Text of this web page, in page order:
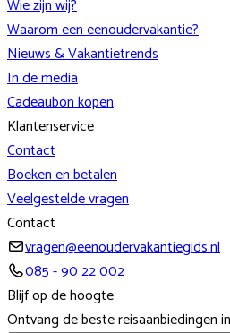
Wie zijn wij?
Waarom een eenoudervakantie?
Nieuws & Vakantietrends
In de media
Cadeaubon kopen
Klantenservice
Contact
Boeken en betalen
Veelgestelde vragen
Contact
vragen@eenoudervakantiegids.nl
085 - 90 22 002
Blijf op de hoogte
Ontvang de beste reisaanbiedingen